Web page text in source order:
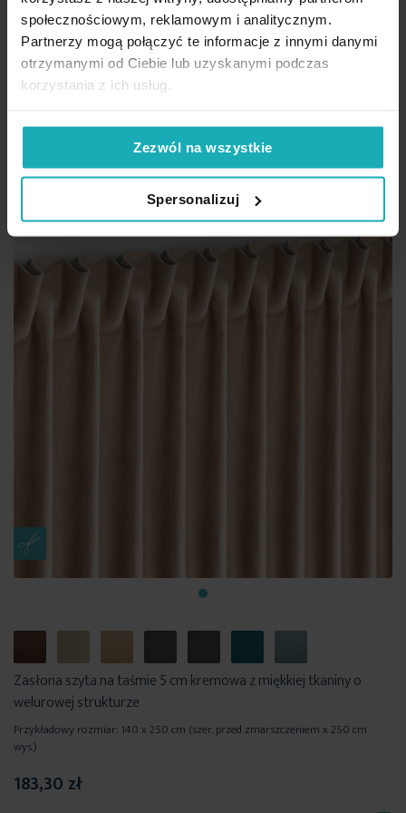
społecznościowym, reklamowym i analitycznym.
Partnerzy mogą połączyć te informacje z innymi danymi
otrzymanymi od Ciebie lub uzyskanymi podczas
korzystania z ich usług.
Zezwól na wszystkie
Spersonalizuj
efektem melanżu
Przykładowy rozmiar: 140 x 250 cm (szer. przed zmarszczeniem x 250 cm
wys.)
198,65 zł
Wybierz rozmiar i sposób zawieszenia
Zasłona szyta na taśmie 5 cm kremowa z miękkiej tkaniny o
welurowej strukturze
Przykładowy rozmiar: 140 x 250 cm (szer. przed zmarszczeniem x 250 cm
wys.)
183,30 zł